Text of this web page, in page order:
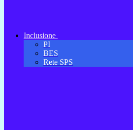
Inclusione
PI
BES
Rete SPS